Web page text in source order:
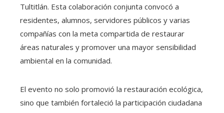
Tultitlán. Esta colaboración conjunta convocó a
residentes, alumnos, servidores públicos y varias
compañías con la meta compartida de restaurar
áreas naturales y promover una mayor sensibilidad
ambiental en la comunidad.
El evento no solo promovió la restauración ecológica,
sino que también fortaleció la participación ciudadana